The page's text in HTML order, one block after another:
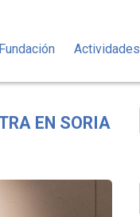
Actividades
EN SORIA